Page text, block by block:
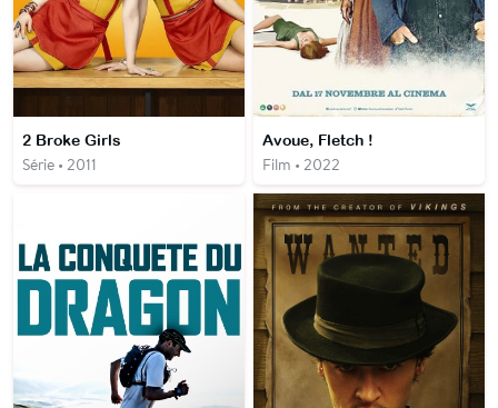
2 Broke Girls
Série • 2011
Avoue, Fletch !
Film • 2022